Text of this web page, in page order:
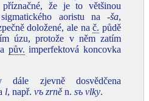
příznačné, že je to většinou
sigmatického aoristu na ‑ša,
doložené, ale nač. půdě
úzu, protože v něm zatím
pův. imperfektová koncovka
dále zjevně dosvědčena
l, např. vъ zrně n. sъ vlky.